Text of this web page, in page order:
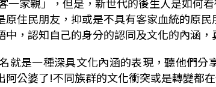
一家親」，但是，新世代的後生人是如何
原住民朋友，抑或是不具有客家血統的原
中，認知自己的身分的認同及文化的內涵，
就是一種深具文化內涵的表現，聽他們
阿公婆了!不同族群的文化衝突或是轉變都